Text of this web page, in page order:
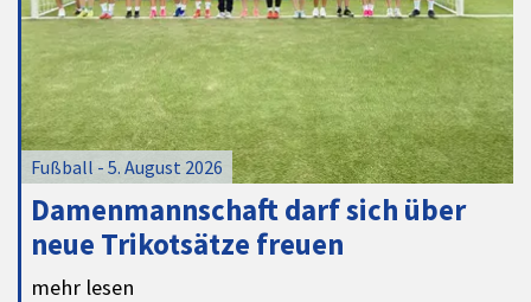
Fußball - 5. August 2026
Damenmannschaft darf sich über
neue Trikotsätze freuen
mehr lesen